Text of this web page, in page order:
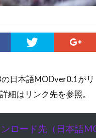
日本語MODver0.1が
細はリンク先を参照。
ロード先（日本語
ド
攻略情報 自作
検索